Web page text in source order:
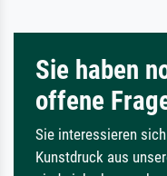
Sie haben
offene
Sie interessieren
Kunstdruck aus